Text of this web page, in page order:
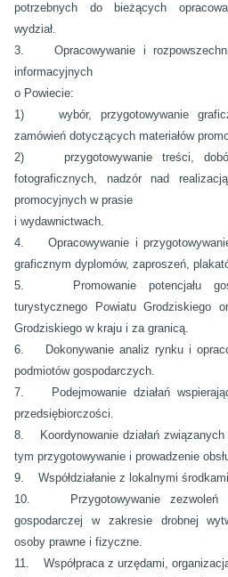
potrzebnych do bieżących
wydział.
3. Opracowywanie i
informacyjnych
o Powiecie:
1) wybór, przygotowywanie
zamówień dotyczących materiałów
2) przygotowywanie treści, dobór
fotograficznych, nadzór nad
promocyjnych w prasie
i wydawnictwach.
4. Opracowywanie i
graficznym dyplomów, zaproszeń,
5. Promowanie potencjału
turystycznego Powiatu Grodziskiego
Grodziskiego w kraju i za granicą.
6. Dokonywanie analiz rynku i
podmiotów gospodarczych.
7. Podejmowanie działań
przedsiębiorczości.
8. Koordynowanie działań związanych
tym przygotowywanie i prowadzenie
9. Współdziałanie z lokalnymi
10. Przygotowywanie zezwoleń
gospodarczej w zakresie drobnej
osoby prawne i fizyczne.
11. Współpraca z urzędami,